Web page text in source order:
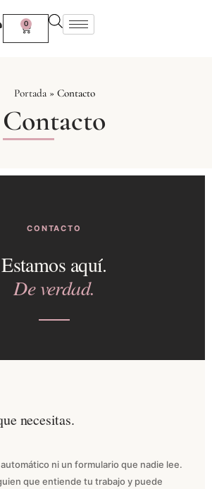
0
Carrito
Portada» Contacto
Contacto
CONTACTO
Estamos aquí.
De verdad.
necesitas.
ni un formulario que nadie lee.
que entiende tu trabajo y puede